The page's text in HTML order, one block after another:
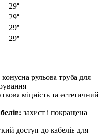
29″
29″
29″
29″
конусна рульова труба для
міцність та естетичний
захист і покращена
доступ до кабелів для